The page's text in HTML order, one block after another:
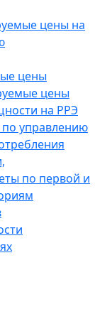
цены на
цены
цены
на РРЭ
по управлению
по первой и